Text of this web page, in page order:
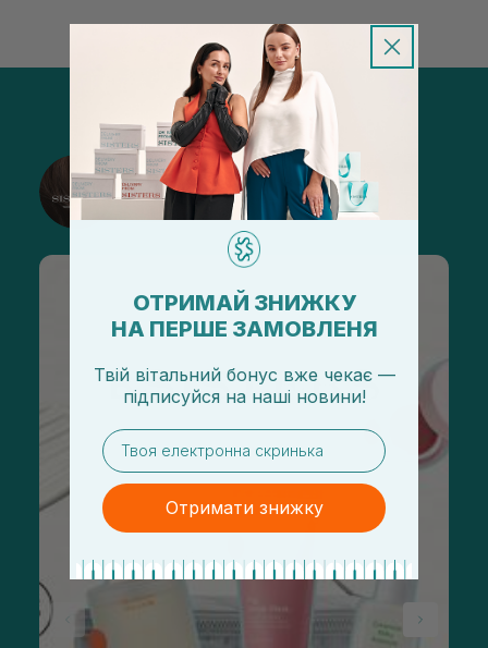
@sisters_stelmakh в Instagram
Подписаться
ОТРИМАЙ ЗНИЖКУ
НА ПЕРШЕ ЗАМОВЛЕНЯ
Твій вітальний бонус вже чекає —
підписуйся на наші новини!
email
Отримати знижку